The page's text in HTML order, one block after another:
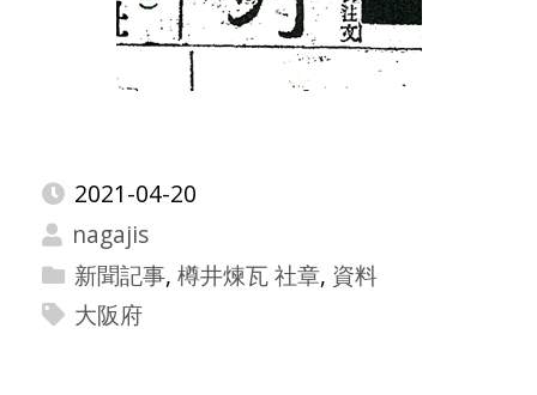
2021-04-20
nagajis
新聞記事, 樽井煉瓦 社章, 資料
大阪府